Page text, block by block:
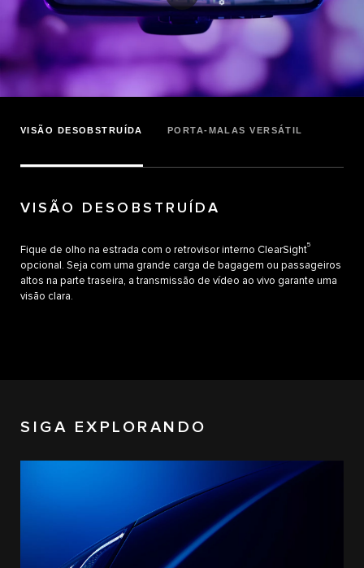
VISÃO DESOBSTRUÍDA PORTA-MALAS VERSÁTIL
VISÃO DESOBSTRUÍDA
Fique de olho na estrada com o retrovisor interno ClearSight5
opcional. Seja com uma grande carga de bagagem ou passageiros
altos na parte traseira, a transmissão de vídeo ao vivo garante uma
visão clara.
SIGA EXPLORANDO